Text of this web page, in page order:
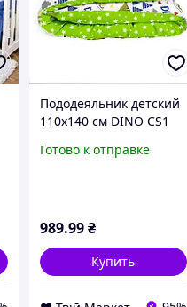
Пододеяльник детский
110х140 см DINO CS1
2026
Готово к отправке
989.99₴
Купить